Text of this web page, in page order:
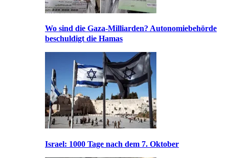
Wo sind die Gaza-Milliarden? Autonomiebehörde
beschuldigt die Hamas
Israel: 1000 Tage nach dem 7. Oktober